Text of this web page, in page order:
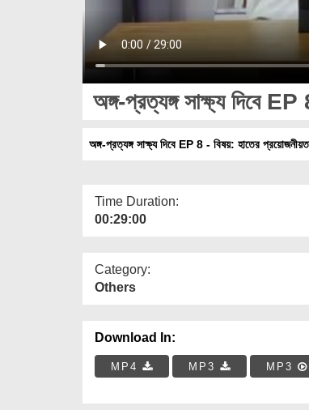
অঙ্গ-প্রত্যঙ্গ সাক্ষ্য দিবে
অঙ্গ-প্রত্যঙ্গ সাক্ষ্য দিবে EP 8 - বিষয়: হাতের
Time Duration:
00:29:00
Category:
Others
Download In:
MP4 MP3 MP3